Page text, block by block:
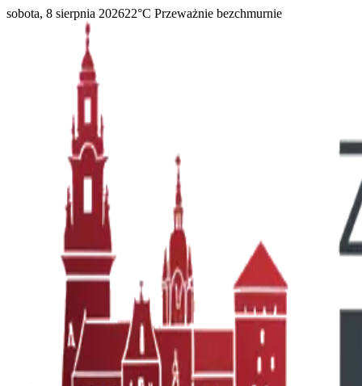
sobota, 8 sierpnia 202622°C Przeważnie bezchmurnie